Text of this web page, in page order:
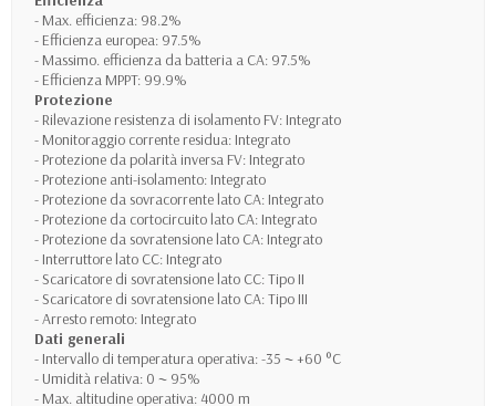
- Max. efficienza: 98.2%
- Efficienza europea: 97.5%
- Massimo. efficienza da batteria a CA: 97.5%
- Efficienza MPPT: 99.9%
Protezione
- Rilevazione resistenza di isolamento FV: Integrato
- Monitoraggio corrente residua: Integrato
- Protezione da polarità inversa FV: Integrato
- Protezione anti-isolamento: Integrato
- Protezione da sovracorrente lato CA: Integrato
- Protezione da cortocircuito lato CA: Integrato
- Protezione da sovratensione lato CA: Integrato
- Interruttore lato CC: Integrato
- Scaricatore di sovratensione lato CC: Tipo II
- Scaricatore di sovratensione lato CA: Tipo III
- Arresto remoto: Integrato
Dati generali
- Intervallo di temperatura operativa: -35 ~ +60 °C
- Umidità relativa: 0 ~ 95%
- Max. altitudine operativa: 4000 m